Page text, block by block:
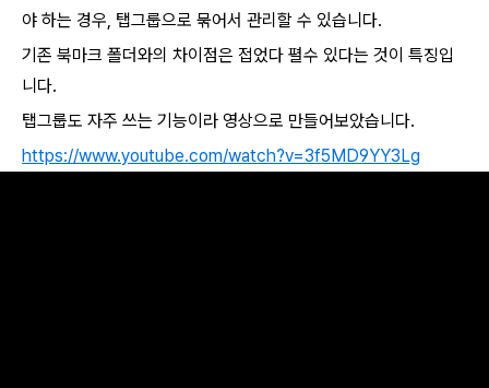
야 하는 경우, 탭그룹으로 묶어서 관리할 수 있습니다.
기존 북마크 폴더와의 차이점은 접었다 펼수 있다는 것이 특징입
니다.
탭그룹도 자주 쓰는 기능이라 영상으로 만들어보았습니다.
https://www.youtube.com/watch?v=3f5MD9YY3Lg